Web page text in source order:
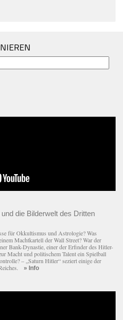
die Bilderwelt des Dritten
für Okkultismus und Astrologie? Was
Macht­kartell der Wall Street? War der
Bank-Dynastie, einer der Erfinder des Hitler-
Macht und politischem Talent ein Spielball
– „Saturn Hitler“ seziert einige der
» Info